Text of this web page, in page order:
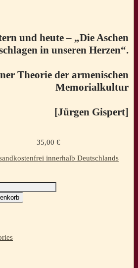
und heute – „Die Aschen
in unseren Herzen“.
Theorie der armenischen
Memorialkultur
[Jürgen Gispert]
35,00 €
innerhalb Deutschlands